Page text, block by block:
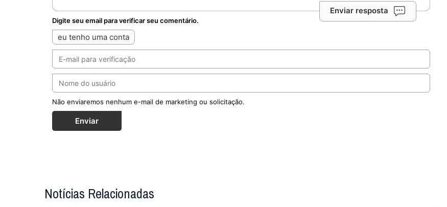
Enviar resposta
Digite seu email para verificar seu comentário.
eu tenho uma conta
Não enviaremos nenhum e-mail de marketing ou solicitação.
Enviar
Notícias Relacionadas